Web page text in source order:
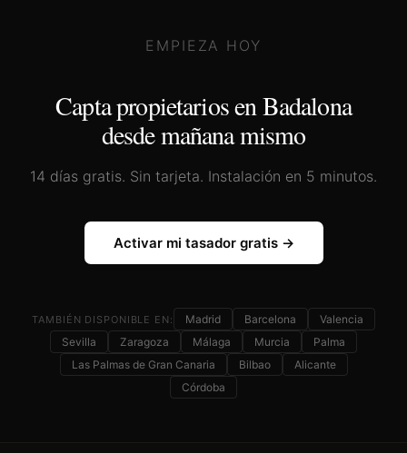
EMPIEZA HOY
Capta propietarios enBadalona
desde mañana mismo
14 días gratis. Sin tarjeta. Instalación en 5 minutos.
Activar mi tasador gratis →
TAMBIÉN DISPONIBLE EN: Madrid Barcelona
Valencia
Sevilla
Zaragoza Málaga Murcia
Palma
Las Palmas de Gran Canaria
Bilbao
Alicante
Córdoba